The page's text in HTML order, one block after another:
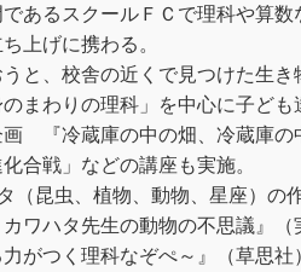
あるスクールＦＣで理科や算
上げに携わる。
と、校舎の近くで見つけた生
まわりの理科」を中心に子ど
『冷蔵庫の中の畑、冷蔵庫
合戦」などの講座も実施。
（昆虫、植物、動物、星座）
ワハタ先生の動物の不思議』
がつく理科なぞぺ～』（草思